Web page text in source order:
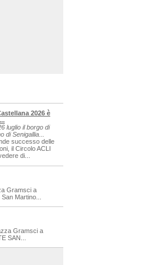
2026 è
luglio il borgo di
di Senigallia...
successo delle
il Circolo ACLI
di...
Gramsci a
Martino...
Gramsci a
SAN...